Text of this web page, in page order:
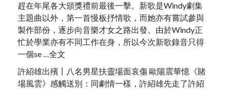
趕在年尾各大頒獎禮前最後一擊。新歌是Windy劇集
主題曲以外，第一首慢板抒情歌，而她亦有嘗試參與
製作部份，逐步向音樂才女之路出發。由於Windy正
忙於學業亦有不同工作在身，所以今次新歌錄音只得
一個se …全文
許紹雄出殯丨八名男星扶靈場面哀傷 歐陽震華憶《賭
場風雲》感觸送別：同劇情一樣，許紹雄先走了許紹